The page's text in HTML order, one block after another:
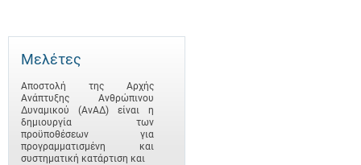
Μελέτες
Αποστολή της Αρχής
Ανάπτυξης Ανθρώπινου
Δυναμικού (ΑνΑΔ) είναι η
δημιουργία των
προϋποθέσεων για
προγραμματισμένη και
συστηματική κατάρτιση και